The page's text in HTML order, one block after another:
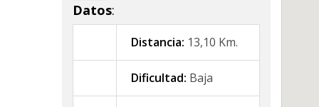
Datos:
Distancia: 13,10 Km.
Dificultad: Baja